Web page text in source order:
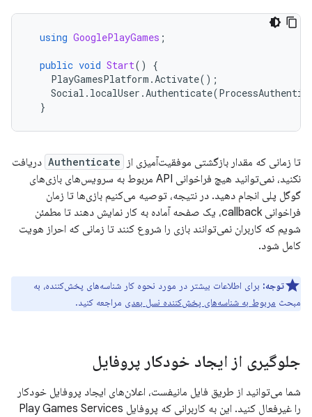
using GooglePlayGames ;
public void Start()
{
PlayGamesPlatform .Activate();
Social . localUser .Authenticate(
}
تا زمانی که مقدار بازگشتی موفقیت‌آمیزی از Authenticate دریافت
نکنید، نمی‌توانید هیچ فراخوانی API مربوط به سرویس‌های بازی‌های
گوگل پلی انجام دهید. در نتیجه، توصیه می‌کنیم بازی‌ها تا زمان
فراخوانی callback، یک صفحه آماده به کار نمایش دهند تا مطمئن
شویم که کاربران نمی‌توانند بازی را شروع کنند تا زمانی که احراز هویت
کامل شود.
توجه: برای اطلاعات بیشتر در مورد نحوه کار شناسه‌های پخش‌کننده، به
مبحث مربوط به شناسه‌های پخش‌کننده نسل بعدی مراجعه کنید.
جلوگیری از ایجاد خودکار پروفایل
شما می‌توانید از طریق فایل مانیفست، اعلان‌های ایجاد پروفایل خودکار
را غیرفعال کنید. این به کاربرانی که پروفایل Play Games Services